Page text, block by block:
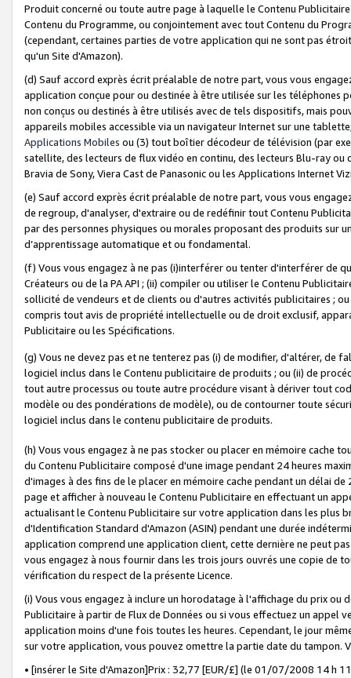
Produit concerné ou toute autre page à laquelle le Contenu
Contenu du Programme, ou conjointement avec tout Contenu du
(cependant, certaines parties de votre application qui ne sont pas
qu'un Site d'Amazon).
(d) Sauf accord exprès écrit préalable de notre part, vous vous
application conçue pour ou destinée à être utilisée sur les téléphones
non conçus ou destinés à être utilisés avec de tels dispositifs, mais
appareils mobiles accessible via un navigateur Internet sur une
Applications Mobiles ou (3) tout boîtier décodeur de télévision (par
satellite, des lecteurs de flux vidéo en continu, des lecteurs Blu-ray
Bravia de Sony, Viera Cast de Panasonic ou les Applications Internet
(e) Sauf accord exprès écrit préalable de notre part, vous vous
de regroup, d'analyser, d'extraire ou de redéfinir tout Contenu
par des personnes physiques ou morales proposant des produits sur
d’apprentissage automatique et ou fondamental.
(f) Vous vous engagez à ne pas (i)interférer ou tenter d'interférer de
Créateurs ou de la PA API ; (ii) compiler ou utiliser le Contenu
sollicité de vendeurs et de clients ou d'autres activités publicitaires ;
compris tout avis de propriété intellectuelle ou de droit exclusif,
Publicitaire ou les Spécifications.
(g) Vous ne devez pas et ne tenterez pas (i) de modifier, d'altérer, de
logiciel inclus dans le Contenu publicitaire de produits ; ou (ii) de
tout autre processus ou toute autre procédure visant à dériver tout
modèle ou des pondérations de modèle), ou de contourner toute
logiciel inclus dans le contenu publicitaire de produits.
(h) Vous vous engagez à ne pas stocker ou placer en mémoire cache
du Contenu Publicitaire composé d'une image pendant 24 heures
d'images à des fins de le placer en mémoire cache pendant un délai
page et afficher à nouveau le Contenu Publicitaire en effectuant un
actualisant le Contenu Publicitaire sur votre application dans les plus
d'Identification Standard d'Amazon (ASIN) pendant une durée
application comprend une application client, cette dernière ne peut
vous engagez à nous fournir dans les trois jours ouvrés une copie de
vérification du respect de la présente Licence.
(i) Vous vous engagez à inclure un horodatage à l'affichage du prix
Publicitaire à partir de Flux de Données ou si vous effectuez un appel
application moins d'une fois toutes les heures. Cependant, le jour
sur votre application, vous pouvez omettre la partie date du tampon.
• [insérer le Site d'Amazon]Prix : 32,77 [EUR/£] (le 01/07/2008 14 h